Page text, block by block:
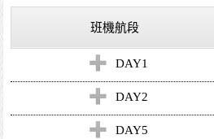
班機航段
DAY1
DAY2
DAY5